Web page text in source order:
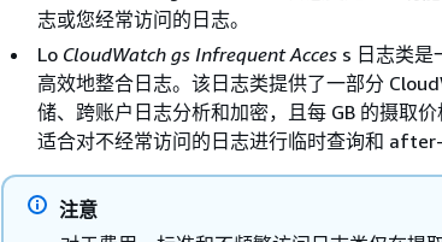
志或您经常访问的日志。
Lo CloudWatch gs Infrequent Acces s 日志类是
高效地整合日志。该日志类提供了一部分
储、跨账户日志分析和加密，且每 GB 的摄取
适合对不经常访问的日志进行临时查询和
注意